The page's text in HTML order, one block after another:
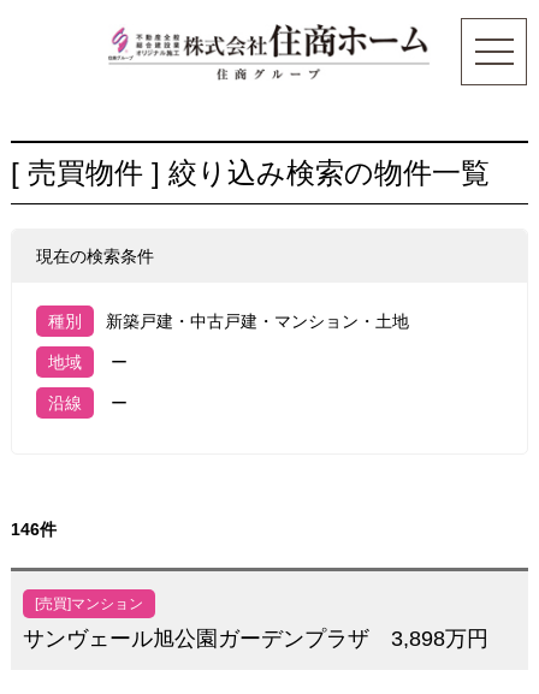
[ 売買物件 ] 絞り込み検索の物件一覧
現在の検索条件
種別 新築戸建・中古戸建・マンション・土地
地域 ー
沿線 ー
146件
[売買]マンション
サンヴェール旭公園ガーデンプラザ 3,898万円